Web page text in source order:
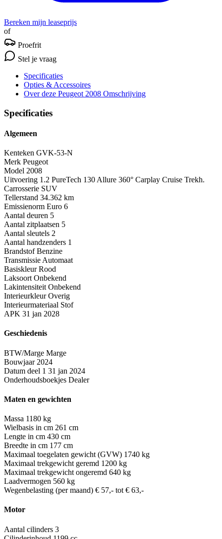
Bereken mijn leaseprijs
of
Proefrit
Stel je vraag
Specificaties
Opties & Accessoires
Over deze Peugeot 2008 Omschrijving
Specificaties
Algemeen
Kenteken GVK-53-N
Merk Peugeot
Model 2008
Uitvoering 1.2 PureTech 130 Allure 360° Carplay Cruise Trekh.
Carrosserie SUV
Tellerstand 34.362 km
Emissienorm Euro 6
Aantal deuren 5
Aantal zitplaatsen 5
Aantal sleutels 2
Aantal handzenders 1
Brandstof Benzine
Transmissie Automaat
Basiskleur Rood
Laksoort Onbekend
Lakintensiteit Onbekend
Interieurkleur Overig
Interieurmateriaal Stof
APK 31 jan 2028
Geschiedenis
BTW/Marge Marge
Bouwjaar 2024
Datum deel 1 31 jan 2024
Onderhoudsboekjes Dealer
Maten en gewichten
Massa 1180 kg
Wielbasis in cm 261 cm
Lengte in cm 430 cm
Breedte in cm 177 cm
Maximaal toegelaten gewicht (GVW) 1740 kg
Maximaal trekgewicht geremd 1200 kg
Maximaal trekgewicht ongeremd 640 kg
Laadvermogen 560 kg
Wegenbelasting (per maand) € 57,- tot € 63,-
Motor
Aantal cilinders 3